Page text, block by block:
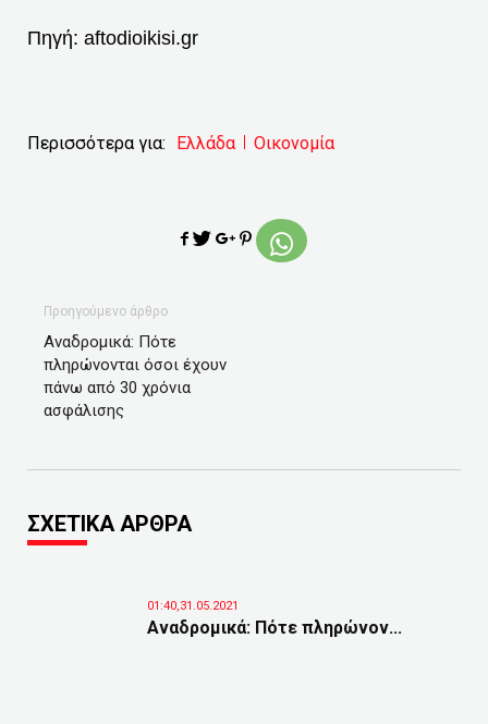
Πηγή: aftodioikisi.gr
Περισσότερα για: Ελλάδα Οικονομία
Προηγούμενο άρθρο
Αναδρομικά: Πότε
πληρώνονται όσοι έχουν
πάνω από 30 χρόνια
ασφάλισης
ΣΧΕΤΙΚΑ ΑΡΘΡΑ
01:40,31.05.2021
Αναδρομικά: Πότε πληρώνον...